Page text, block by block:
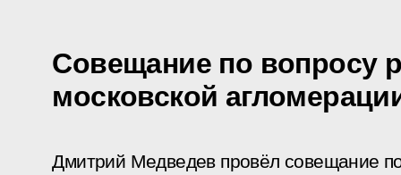
Совещание по вопросу
московской
Дмитрий Медведев провёл совещание